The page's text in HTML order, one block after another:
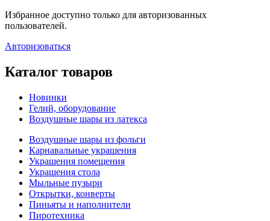
Избранное доступно только для авторизованных
пользователей.
Авторизоваться
Каталог товаров
Новинки
Гелий, оборудование
Воздушные шары из латекса
Воздушные шары из фольги
Карнавальные украшения
Украшения помещения
Украшения стола
Мыльные пузыри
Открытки, конверты
Пиньяты и наполнители
Пиротехника